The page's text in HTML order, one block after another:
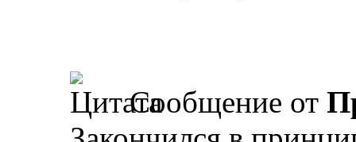
Сообщение от